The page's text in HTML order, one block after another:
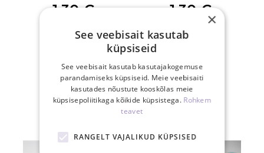
1,30 €
TK
1,30 €
×
See veebisait kasutab
küpsiseid
See veebisait kasutab kasutajakogemuse
parandamiseks küpsiseid. Meie veebisaiti
kasutades nõustute kooskõlas meie
küpsisepoliitikaga kõikide küpsistega. Rohkem
teavet
RANGELT VAJALIKUD KÜPSISED